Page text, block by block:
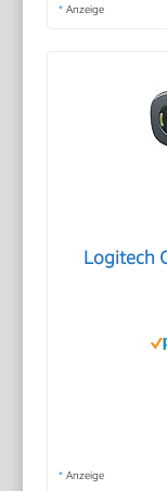
* Anzeige
Logitech
* Anzeige